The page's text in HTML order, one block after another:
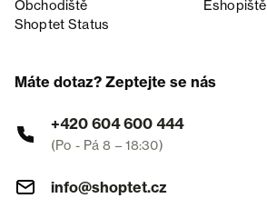
Obchodiště
Eshopiště
Shoptet Status
Máte dotaz? Zeptejte se nás
+420 604 600 444
(Po - Pá 8 – 18:30)
info@shoptet.cz